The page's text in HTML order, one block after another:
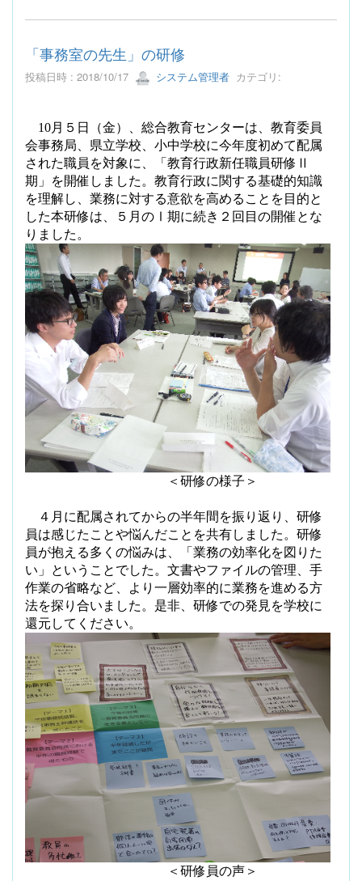
「事務室の先生」の研修
投稿日時 : 2018/10/17 システム管理者 カテゴリ:
10月５日（金）、総合教育センターは、教育委員
会事務局、県立学校、小中学校に今年度初めて配属
された職員を対象に、「教育行政新任職員研修Ⅱ
期」を開催しました。教育行政に関する基礎的知識
を理解し、業務に対する意欲を高めることを目的と
した本研修は、５月のⅠ期に続き２回目の開催とな
りました。
＜研修の様子＞
４月に配属されてからの半年間を振り返り、研修
員は感じたことや悩んだことを共有しました。研修
員が抱える多くの悩みは、「業務の効率化を図りた
い」ということでした。文書やファイルの管理、手
作業の省略など、より一層効率的に業務を進める方
法を探り合いました。是非、研修での発見を学校に
還元してください。
＜研修員の声＞